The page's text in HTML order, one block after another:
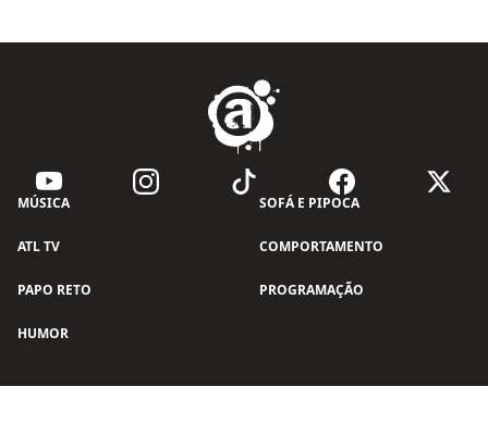
MÚSICA SOFÁ E PIPOCA
ATL TV COMPORTAMENTO
PAPO RETO PROGRAMAÇÃO
HUMOR